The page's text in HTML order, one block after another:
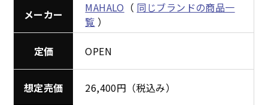
メーカー MAHALO （ 同じブランドの商品一
覧 ）
定価 OPEN
想定売価 26,400円（税込み）